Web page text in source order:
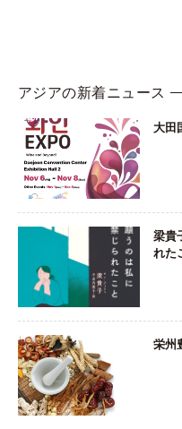
アジアの新着ニュース
大田
梁貴
れた
栄州